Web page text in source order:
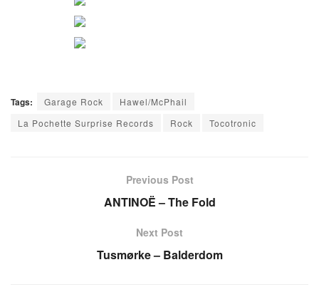
Tags: Garage Rock
Hawel/McPhail
La Pochette Surprise Records
Rock Tocotronic
Previous Post
ANTINOË – The Fold
Next Post
Tusmørke – Balderdom